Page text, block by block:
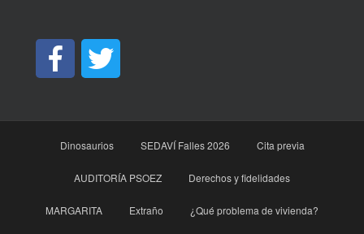
Dinosaurios SEDAVÍ Falles 2026 Cita previa
AUDITORÍA PSOEZ Derechos y fidelidades
MARGARITA Extraño ¿Qué problema de vivienda?